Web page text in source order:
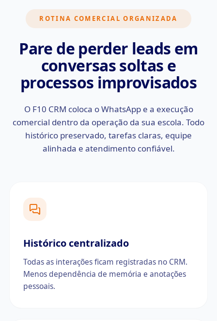
ROTINA COMERCIAL ORGANIZADA
Pare de perder leads em
conversas soltas e
processos improvisados
O F10 CRM coloca o WhatsApp e a execução
comercial dentro da operação da sua escola. Todo
histórico preservado, tarefas claras, equipe
alinhada e atendimento confiável.
Histórico centralizado
Todas as interações ficam registradas no CRM.
Menos dependência de memória e anotações
pessoais.